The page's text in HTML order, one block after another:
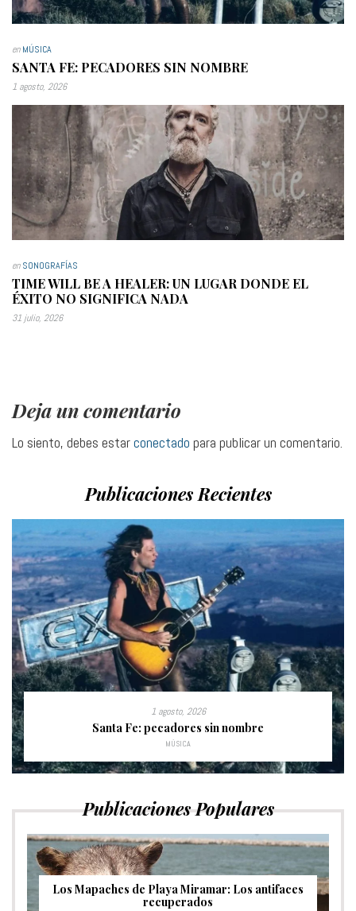
enMÚSICA
SANTA FE: PECADORES SIN NOMBRE
1 agosto, 2026
enSONOGRAFÍAS
TIME WILL BE A HEALER: UN LUGAR DONDE EL
ÉXITO NO SIGNIFICA NADA
31 julio, 2026
Deja un comentario
Lo siento, debes estarconectado para publicar un comentario.
Publicaciones Recientes
1 agosto, 2026
Santa Fe: pecadores sin nombre
MÚSICA
Publicaciones Populares
Los Mapaches de Playa Miramar: Los antifaces
recuperados